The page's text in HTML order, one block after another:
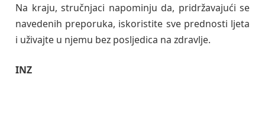
Na kraju, stručnjaci napominju da, pridržavajući se
navedenih preporuka, iskoristite sve prednosti ljeta
i uživajte u njemu bez posljedica na zdravlje.
INZ